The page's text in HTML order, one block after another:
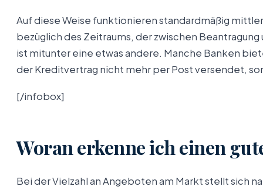
Auf diese Weise funktionieren standardmäßig
bezüglich des Zeitraums, der zwischen
ist mitunter eine etwas andere. Manche Banken
der Kreditvertrag nicht mehr per Post versendet,
[/infobox]
Woran erkenne ich einen
Bei der Vielzahl an Angeboten am Markt stellt sich